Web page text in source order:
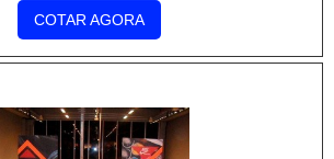
e também produtos.DETALHES
DO DISPLAY Uma das principais
displays de balcão é a praticidade, ele é
para ser dobrado e desdobrado,
o armazenamento, o manuseio o que
COTAR AGORA